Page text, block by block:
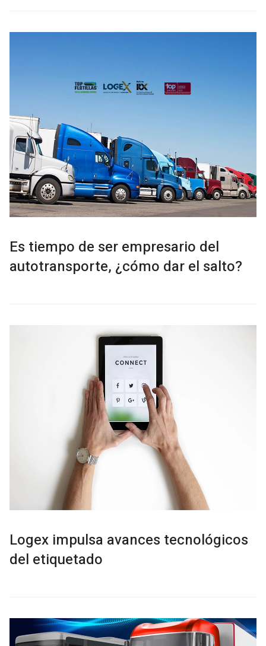
Es tiempo de ser empresario del
autotransporte, ¿cómo dar el salto?
Logex impulsa avances tecnológicos
del etiquetado